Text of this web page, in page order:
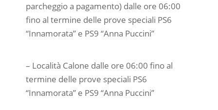
parcheggio a pagamento) dalle ore 06:00
fino al termine delle prove speciali PS6
“Innamorata” e PS9 “Anna Puccini”
– Località Calone dalle ore 06:00 fino al
termine delle prove speciali PS6
“Innamorata” e PS9 “Anna Puccini”